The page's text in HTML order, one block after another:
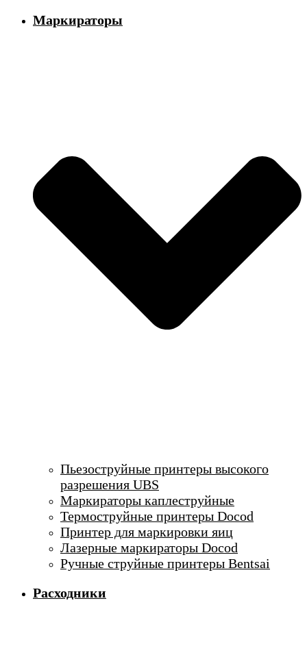
Маркираторы
Пьезоструйные принтеры высокого
разрешения UBS
Маркираторы каплеструйные
Термоструйные принтеры Docod
Принтер для маркировки яиц
Лазерные маркираторы Docod
Ручные струйные принтеры Bentsai
Расходники